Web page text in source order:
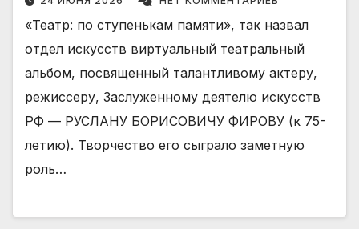
«Театр: по ступенькам памяти», так назвал
отдел искусств виртуальный театральный
альбом, посвященный талантливому актеру,
режиссеру, Заслуженному деятелю искусств
РФ — РУСЛАНУ БОРИСОВИЧУ ФИРОВУ (к 75-
летию). Творчество его сыграло заметную
роль…